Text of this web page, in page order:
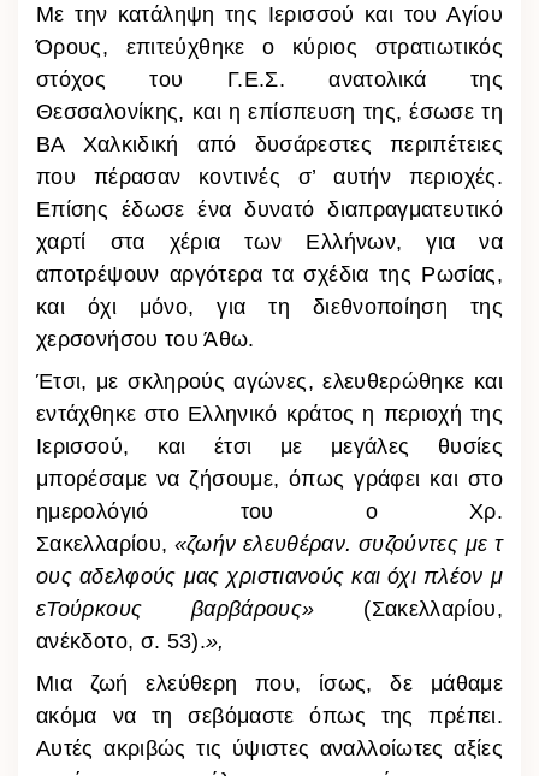
Με την κατάληψη της Ιερισσού και του Αγίου
Όρους, επιτεύχθηκε ο κύριος στρατιωτικός
στόχος του Γ.Ε.Σ. ανατολικά της
Θεσσαλονίκης, και η επίσπευση της, έσωσε τη
ΒΑ Χαλκιδική από δυσάρεστες περιπέτειες
που πέρασαν κοντινές σ’ αυτήν περιοχές.
Επίσης έδωσε ένα δυνατό διαπραγματευτικό
χαρτί στα χέρια των Ελλήνων, για να
αποτρέψουν αργότερα τα σχέδια της Ρωσίας,
και όχι μόνο, για τη διεθνοποίηση της
χερσονήσου του Άθω.
Έτσι, με σκληρούς αγώνες, ελευθερώθηκε και
εντάχθηκε στο Ελληνικό κράτος η περιοχή της
Ιερισσού, και έτσι με μεγάλες θυσίες
μπορέσαμε να ζήσουμε, όπως γράφει και στο
ημερολόγιό του ο Χρ.
Σακελλαρίου, «ζωήν ελευθέραν. συζούντες με τ
ους αδελφούς μας χριστιανούς και όχι πλέον μ
εΤούρκους βαρβάρους» (Σακελλαρίου,
ανέκδοτο, σ. 53).»,
Μια ζωή ελεύθερη που, ίσως, δε μάθαμε
ακόμα να τη σεβόμαστε όπως της πρέπει.
Αυτές ακριβώς τις ύψιστες αναλλοίωτες αξίες